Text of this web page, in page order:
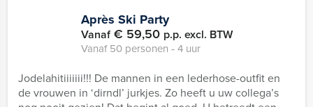
Après Ski Party
Vanaf€ 59,50 p.p. excl. BTW
Vanaf 50 personen ‐ 4 uur
Jodelahitiiiiiii!!! De mannen in een lederhose-outfit en
de vrouwen in ‘dirndl’ jurkjes. Zo heeft u uw collega’s